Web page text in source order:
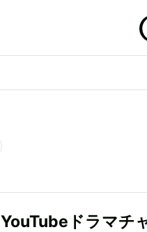
YouTubeドラマチ